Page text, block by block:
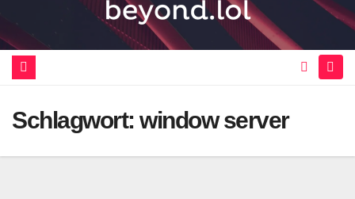
Schlagwort: window server